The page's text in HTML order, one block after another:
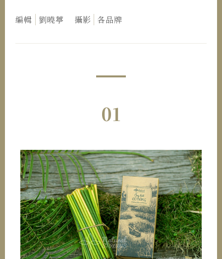
編輯 劉曉葶 攝影 各品牌
01